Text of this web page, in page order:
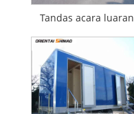
Tandas acara luaran